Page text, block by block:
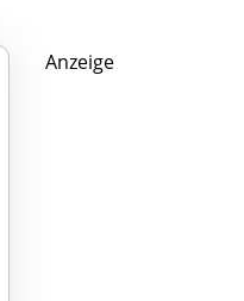
Anzeige